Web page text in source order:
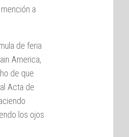
a
de feria
America,
de que
Acta de
los ojos